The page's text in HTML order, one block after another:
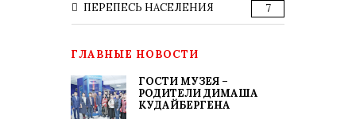
ПЕРЕПЕСЬ НАСЕЛЕНИЯ 7
ГЛАВНЫЕ НОВОСТИ
ГОСТИ МУЗЕЯ –
РОДИТЕЛИ ДИМАША
КУДАЙБЕРГЕНА